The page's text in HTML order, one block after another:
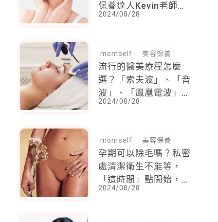
保養達人Kevin老師不
藏私親身經驗，6個夏
2024/08/28
momself 美容保養
流行的醫美療程怎麼
選？「索夫波」、「音
波」、「鳳凰電波」該
選誰？妳的選擇困難就
2024/08/28
momself 美容保養
孕期可以除毛嗎？私密
處清潔衛生不能等，
「這時間」點開始，生
產前注意事項一次解答
2024/08/28